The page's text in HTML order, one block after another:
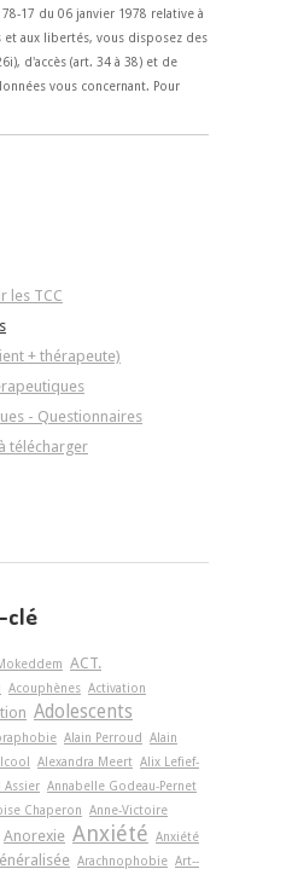
17 du 06 janvier 1978 relative à
et aux libertés, vous disposez des
d'accès (art. 34 à 38) et de
vous concernant. Pour
les TCC
+ thérapeute)
- Questionnaires
télécharger
clé
ACT.
Acouphènes Activation
Adolescents
Alain Perroud
Alain
Alexandra Meert Alix Lefief-
Assier Annabelle Godeau-Pernet
Chaperon Anne-Victoire
Anorexie Anxiété Anxiété
Arachnophobie Art-­